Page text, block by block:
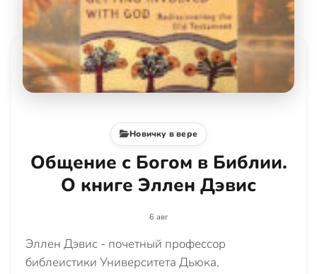
Новичку в вере
Общение с Богом в Библии.
О книге Эллен Дэвис
6 авг
Эллен Дэвис - почетный профессор
библеистики Университета Дьюка,